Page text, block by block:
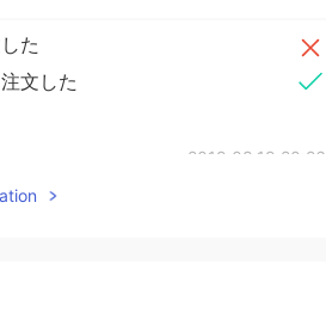
た
文した
2019.08.19 20:26